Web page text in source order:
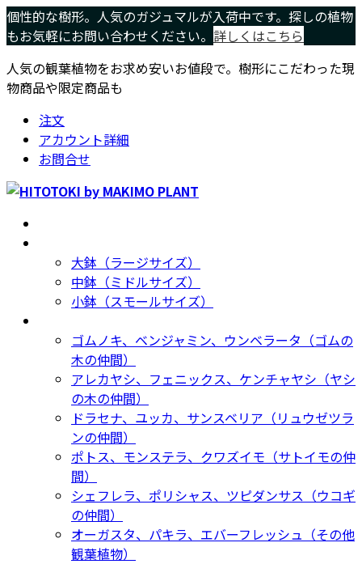
コ
ン
ン
ツ
プ
ナ
ビ
ー
シ
動
個性的な樹形。人気のガジュマルが入荷中です。探しの植物
もお気軽にお問い合わせください。 詳しくはこちら
人気の観葉植物をお求め安いお値段で。樹形にこだわった現
物商品や限定商品も
注文
アカウント詳細
お問合せ
大鉢（ラージサイズ）
中鉢（ミドルサイズ）
小鉢（スモールサイズ）
ゴムノキ、ベンジャミン、ウンベラータ（ゴムの
木の仲間）
アレカヤシ、フェニックス、ケンチャヤシ（ヤシ
の木の仲間）
ドラセナ、ユッカ、サンスベリア（リュウゼツラ
ンの仲間）
ポトス、モンステラ、クワズイモ（サトイモの仲
間）
シェフレラ、ポリシャス、ツピダンサス（ウコギ
の仲間）
オーガスタ、パキラ、エバーフレッシュ（その他
観葉植物）